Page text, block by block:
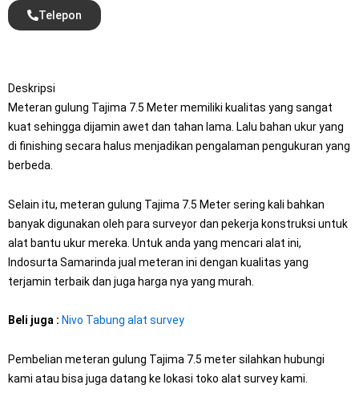
Telepon
Deskripsi
Meteran gulung Tajima 7.5 Meter memiliki kualitas yang sangat
kuat sehingga dijamin awet dan tahan lama. Lalu bahan ukur yang
di finishing secara halus menjadikan pengalaman pengukuran yang
berbeda.
Selain itu, meteran gulung Tajima 7.5 Meter sering kali bahkan
banyak digunakan oleh para surveyor dan pekerja konstruksi untuk
alat bantu ukur mereka. Untuk anda yang mencari alat ini,
Indosurta Samarinda jual meteran ini dengan kualitas yang
terjamin terbaik dan juga harga nya yang murah.
Beli juga : Nivo Tabung alat survey
Pembelian meteran gulung Tajima 7.5 meter silahkan hubungi
kami atau bisa juga datang ke lokasi toko alat survey kami.